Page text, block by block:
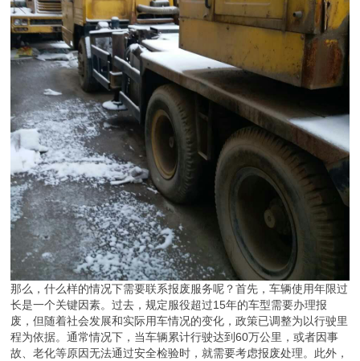
那么，什么样的情况下需要联系报废服务呢？首先，车辆使用年限过
长是一个关键因素。过去，规定服役超过15年的车型需要办理报
废，但随着社会发展和实际用车情况的变化，政策已调整为以行驶里
程为依据。通常情况下，当车辆累计行驶达到60万公里，或者因事
故、老化等原因无法通过安全检验时，就需要考虑报废处理。此外，